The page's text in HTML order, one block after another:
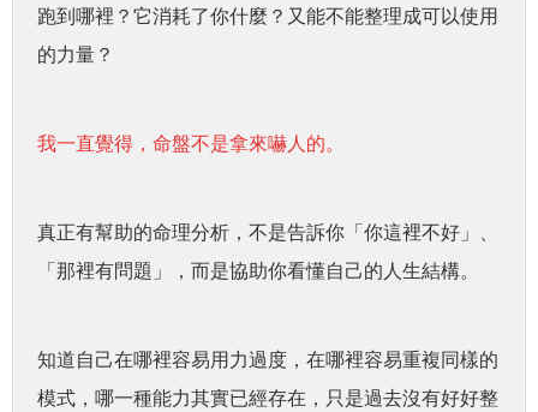
跑到哪裡？它消耗了你什麼？又能不能整理成可以使用
的力量？
我一直覺得，命盤不是拿來嚇人的。
真正有幫助的命理分析，不是告訴你「你這裡不好」、
「那裡有問題」，而是協助你看懂自己的人生結構。
知道自己在哪裡容易用力過度，在哪裡容易重複同樣的
模式，哪一種能力其實已經存在，只是過去沒有好好整